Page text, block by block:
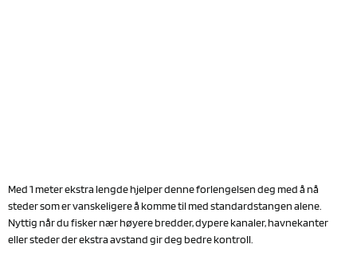
Med 1 meter ekstra lengde hjelper denne forlengelsen deg med å nå
steder som er vanskeligere å komme til med standardstangen alene.
Nyttig når du fisker nær høyere bredder, dypere kanaler, havnekanter
eller steder der ekstra avstand gir deg bedre kontroll.